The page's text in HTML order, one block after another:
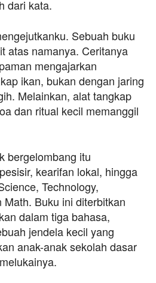
dari kata.
Sebuah buku
atas namanya. Ceritanya
mengajarkan
ikan, bukan dengan jaring
Melainkan, alat tangkap
dan ritual kecil memanggil
bergelombang itu
kearifan lokal, hingga
Technology,
Buku ini diterbitkan
dalam tiga bahasa,
jendela kecil yang
anak-anak sekolah dasar